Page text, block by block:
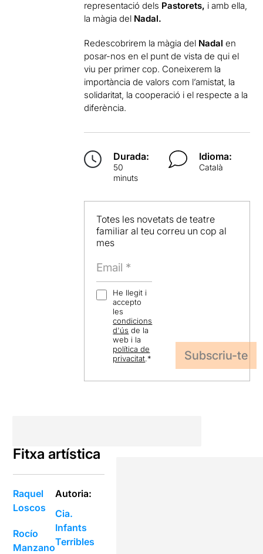
representació dels Pastorets, i amb ella,
la màgia del Nadal.
Redescobrirem la màgia del Nadal en
posar-nos en el punt de vista de qui el
viu per primer cop. Coneixerem la
importància de valors com l’amistat, la
solidaritat, la cooperació i el respecte a la
diferència.
Durada:
50
minuts
Idioma:
Català
Totes les novetats de teatre
familiar al teu correu un cop al
mes
He llegit i
accepto
les
condicions
d'ús de la
web i la
política de
privacitat.*
Fitxa artística
Raquel
Loscos
Rocío
Manzano
Autoria:
Cia.
Infants
Terribles